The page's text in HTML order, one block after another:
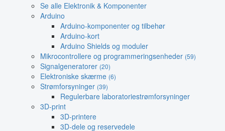
Se alle Elektronik & Komponenter
Arduino
Arduino-komponenter og tilbehør
Arduino-kort
Arduino Shields og moduler
Mikrocontrollere og programmeringsenheder (59)
Signalgeneratorer (20)
Elektroniske skærme (6)
Strømforsyninger (39)
Regulerbare laboratoriestrømforsyninger
3D-print
3D-printere
3D-dele og reservedele